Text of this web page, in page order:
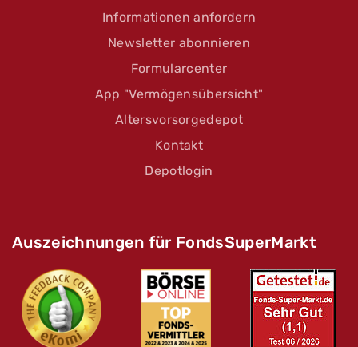
Informationen anfordern
Newsletter abonnieren
Formularcenter
App "Vermögensübersicht"
Altersvorsorgedepot
Kontakt
Depotlogin
Auszeichnungen für FondsSuperMarkt